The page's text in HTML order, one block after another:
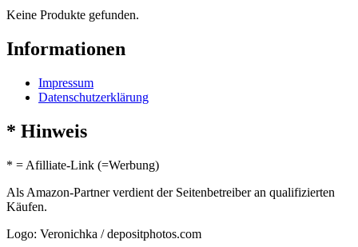
Keine Produkte gefunden.
Informationen
Impressum
Datenschutzerklärung
* Hinweis
* = Afilliate-Link (=Werbung)
Als Amazon-Partner verdient der Seitenbetreiber an qualifizierten
Käufen.
Logo: Veronichka / depositphotos.com